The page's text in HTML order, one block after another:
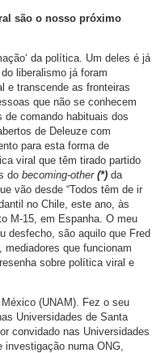
são o nosso próximo
da política. Um deles é já
liberalismo já foram
e transcende as fronteiras
que não se conhecem
comando habituais dos
de Deleuze com
para esta forma de
viral que têm tirado partido
do becoming-other (*) da
vão desde “Todos têm de ir
no Chile, este ano, às
M-15, em Espanha. O meu
desfecho, são aquilo que Fred
que funcionam
sobre política viral e
(UNAM). Fez o seu
Universidades de Santa
convidado nas Universidades
investigação numa ONG,